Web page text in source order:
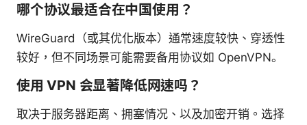
哪个协议最适合在中国使用？
WireGuard（或其优化版本）通常速度较快、穿透性
较好，但不同场景可能需要备用协议如 OpenVPN。
使用 VPN 会显著降低网速吗？
取决于服务器距离、拥塞情况、以及加密开销。选择